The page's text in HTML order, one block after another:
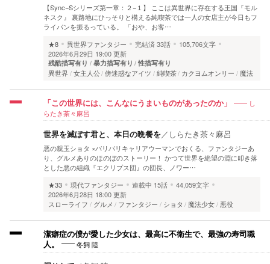
【Sync−Sシリーズ第一章：２−１】 ここは異世界に存在する王国『モル
ネスク』 裏路地にひっそりと構える純喫茶では一人の女店主が今日もフ
ライパンを振るっている。 「おや、お客…
★8
異世界ファンタジー 完結済33話
105,706文字
2026年6月29日 19:00 更新
残酷描写有り 暴力描写有り 性描写有り
異世界 女主人公 傍迷惑なアイツ 純喫茶 カクヨムオンリー 魔法
「この世界には、こんなにうまいものがあったのか」
し
らたき茶々麻呂
世界を滅ぼす君と、本日の晩餐を／ しらたき茶々麻呂
悪の親玉ショタ ×バリバリキャリアウーマンでおくる、ファンタジーあ
り、グルメありのほのぼのストーリー！ かつて世界を絶望の淵に叩き落
とした悪の組織『エクリプス団』の団長、ノワー…
★33
現代ファンタジー 連載中 15話
44,059文字
2026年6月28日 18:00 更新
スローライフ
グルメ ファンタジー ショタ 魔法少女 悪役
潔癖症の僕が愛した少女は、最高に不衛生で、最強の寿司職
人。
冬飼 陸